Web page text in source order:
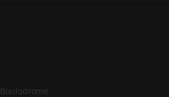
Boulodrome